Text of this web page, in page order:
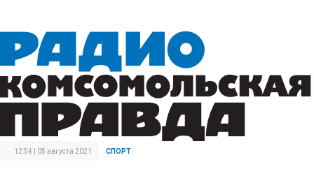
12:54 | 05 августа 2021 СПОРТ